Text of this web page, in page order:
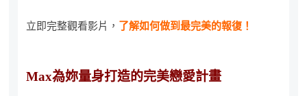
立即完整觀看影片， 了解如何做到最完美的報復！
Max為妳量身打造的完美戀愛計畫